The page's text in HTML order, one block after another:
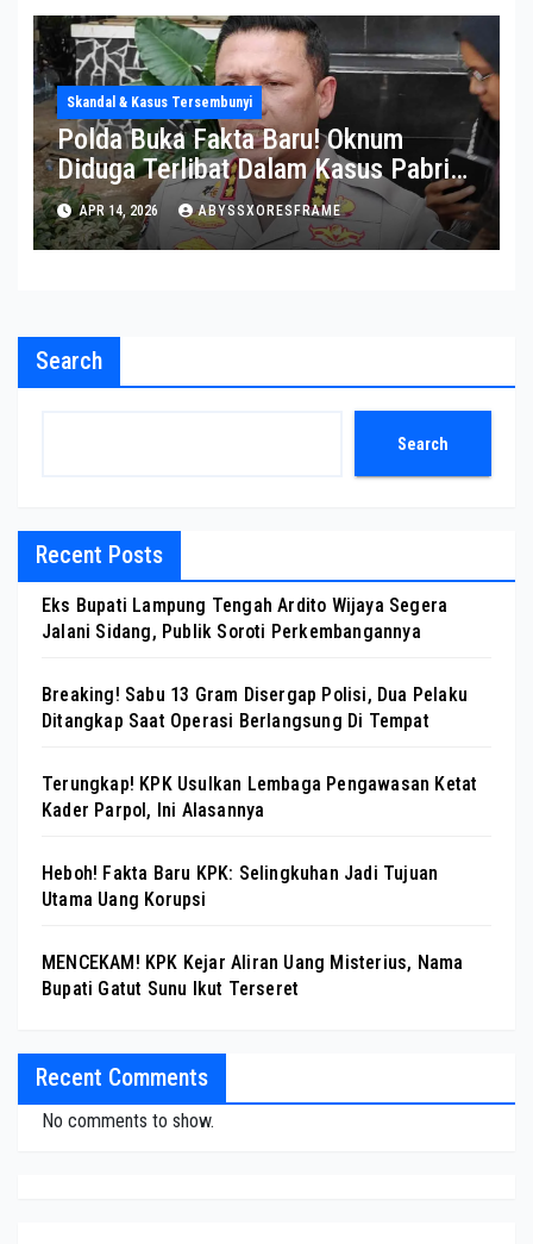
Skandal & Kasus Tersembunyi
Polda Buka Fakta Baru! Oknum
Diduga Terlibat Dalam Kasus Pabrik
Narkoba Di Semarang
APR 14, 2026 ABYSSXORESFRAME
Search
Search
Recent Posts
Eks Bupati Lampung Tengah Ardito Wijaya Segera
Jalani Sidang, Publik Soroti Perkembangannya
Breaking! Sabu 13 Gram Disergap Polisi, Dua Pelaku
Ditangkap Saat Operasi Berlangsung Di Tempat
Terungkap! KPK Usulkan Lembaga Pengawasan Ketat
Kader Parpol, Ini Alasannya
Heboh! Fakta Baru KPK: Selingkuhan Jadi Tujuan
Utama Uang Korupsi
MENCEKAM! KPK Kejar Aliran Uang Misterius, Nama
Bupati Gatut Sunu Ikut Terseret
Recent Comments
No comments to show.